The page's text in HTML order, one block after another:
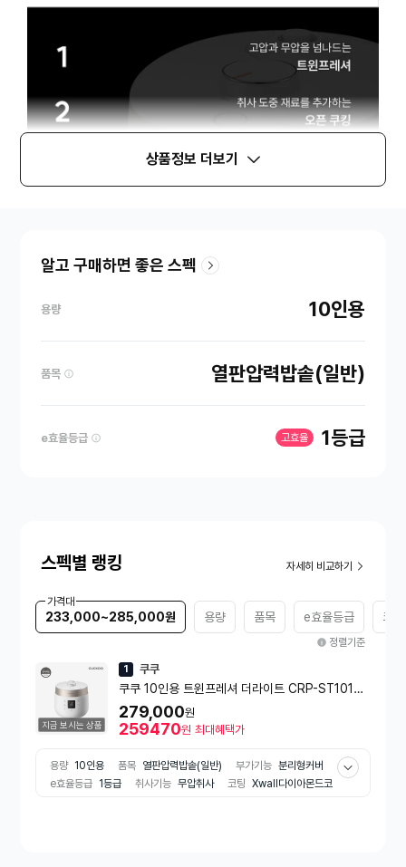
상품정보 더보기
알고 구매하면 좋은 스펙
용량 10인용
품목 열판압력밥솥(일반)
e효율등급 고효율 1등급
스펙별 랭킹 자세히 비교하기
가격대
233,000~285,000원 용량 품목 e효율등급 코팅
정렬기준
지금 보시는 상품
1 쿠쿠
쿠쿠 10인용 트윈프레셔 더라이트 CRP-ST1015F
WGM
279,000원
259470원 최대혜택가
용량 10인용 품목 열판압력밥솥(일반) 부가기능 분리형커버
e효율등급 1등급 취사기능 무압취사 코팅 Xwall다이아몬드코